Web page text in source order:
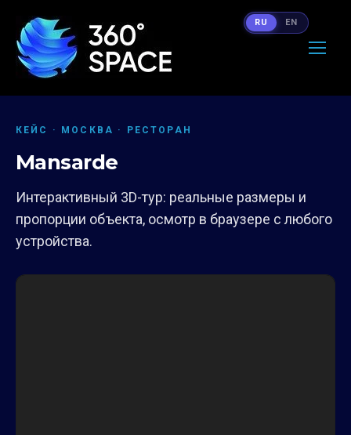
КЕЙС · МОСКВА · РЕСТОРАН
Mansarde
Интерактивный 3D-тур: реальные размеры и
пропорции объекта, осмотр в браузере с любого
устройства.
RU EN